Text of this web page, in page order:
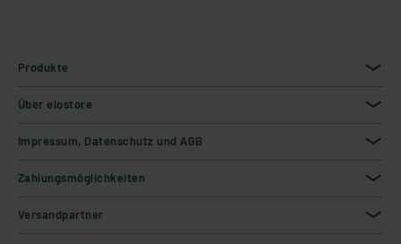
Produkte
Über elostore
Impressum, Datenschutz und AGB
Zahlungsmöglichkeiten
Versandpartner